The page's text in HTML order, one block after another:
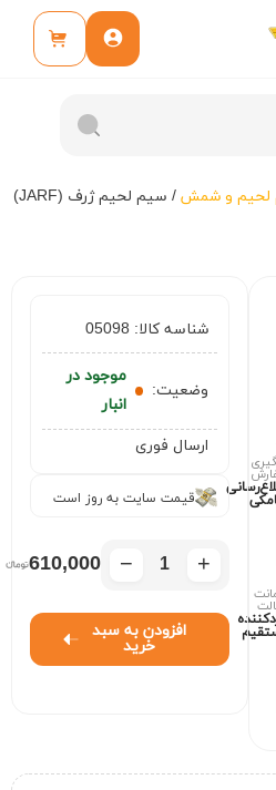
لحیم و شمش
/ سیم لحیم ژرف (JARF)
شناسه کالا: 05098
وضعیت:
موجود در
انبار
ارسال فوری
قیمت سایت به روز است
+
−
610,000
افزودن به سبد
خرید